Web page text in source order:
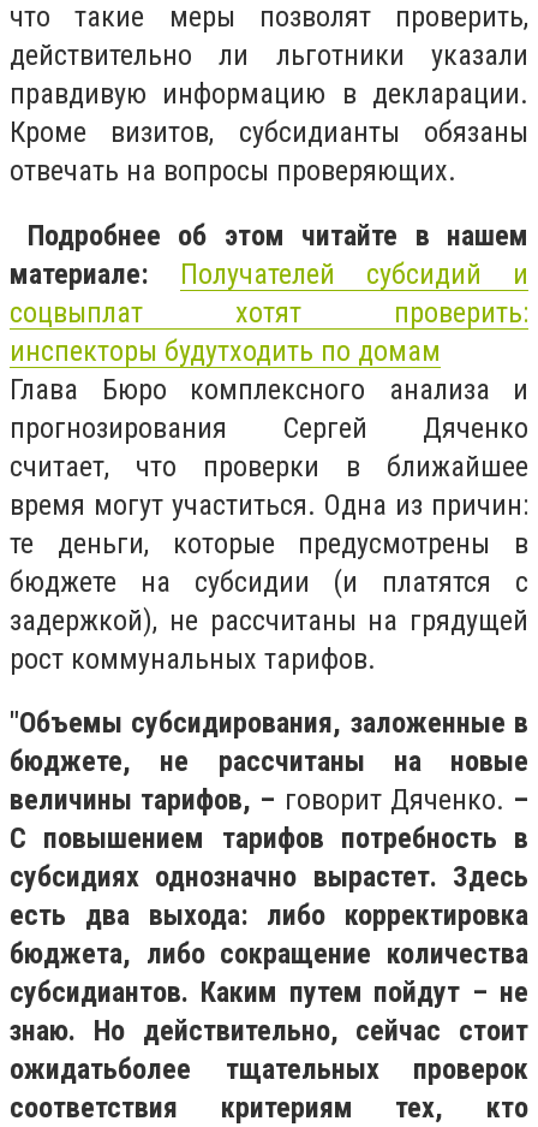
что такие меры позволят проверить,
действительно ли льготники указали
правдивую информацию в декларации.
Кроме визитов, субсидианты обязаны
отвечать на вопросы проверяющих.
Подробнее об этом читайте в нашем
материале: Получателей субсидий и
соцвыплат хотят проверить:
инспекторы будутходить по домам
Глава Бюро комплексного анализа и
прогнозирования Сергей Дяченко
считает, что проверки в ближайшее
время могут участиться. Одна из причин:
те деньги, которые предусмотрены в
бюджете на субсидии (и платятся с
задержкой), не рассчитаны на грядущей
рост коммунальных тарифов.
"Объемы субсидирования, заложенные в
бюджете, не рассчитаны на новые
величины тарифов, – говорит Дяченко. –
С повышением тарифов потребность в
субсидиях однозначно вырастет. Здесь
есть два выхода: либо корректировка
бюджета, либо сокращение количества
субсидиантов. Каким путем пойдут – не
знаю. Но действительно, сейчас стоит
ожидатьболее тщательных проверок
соответствия критериям тех, кто